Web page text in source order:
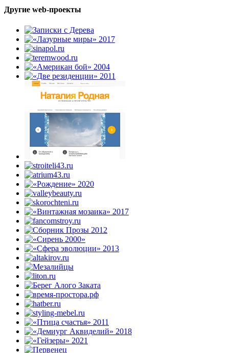
Другие web-проекты